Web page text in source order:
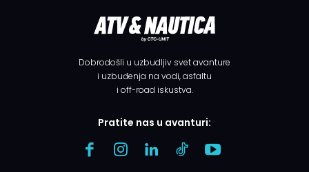
Dobrodošli u uzbudljiv svet avanture
i uzbuđenja na vodi, asfaltu
i off-road iskustva.
Pratite nas u avanturi: